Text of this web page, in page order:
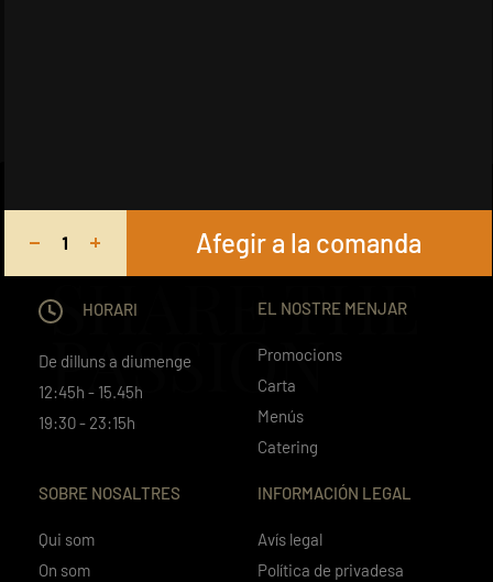
SHARE THE
PASSION
HORARI
De dilluns a diumenge
12:45h - 15.45h
19:30 - 23:15h
EL NOSTRE MENJAR
Promocions
Carta
Menús
Catering
SOBRE NOSALTRES
Qui som
On som
INFORMACIÓN LEGAL
Avís legal
Política de privadesa
Afegir a la comanda